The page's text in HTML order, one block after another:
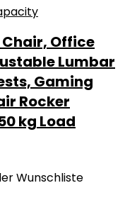
Office
Lumbar
Gaming
Rocker
kg Load
Wunschliste